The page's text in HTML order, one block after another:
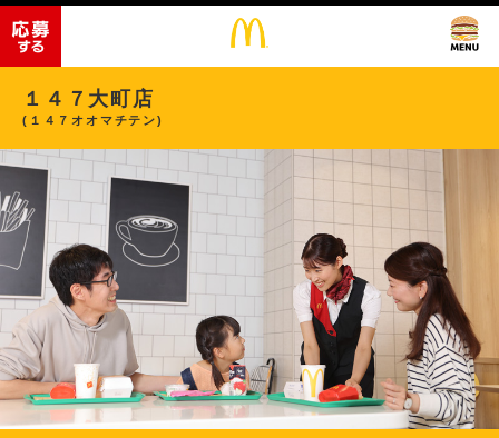
１４７大町店
(１４７オオマチテン)